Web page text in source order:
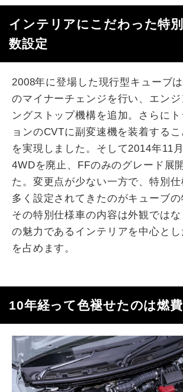
インテリアにこだわった特
数設定
2008年に登場した現行型キューブ
のマイナーチェンジを行い、エンジ
ングストップ機構を追加。さらに
ョンのCVTに副変速機を装着する
を実現しました。そして2014年11
4WDを廃止、FFのみのグレード展
た。変更点が少ない一方で、特別
多く設定されてきたのがキューブの
その特別仕様車の内容は外観では
の魅力であるインテリアを中心と
を占めます。
10年経って色褪せたのは燃